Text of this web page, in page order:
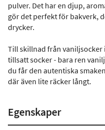
pulver. Det har en djup,
gör det perfekt för bakverk,
drycker.
Till skillnad från
tillsatt socker - bara ren
du får den autentiska
där även lite räcker långt.
Egenskaper